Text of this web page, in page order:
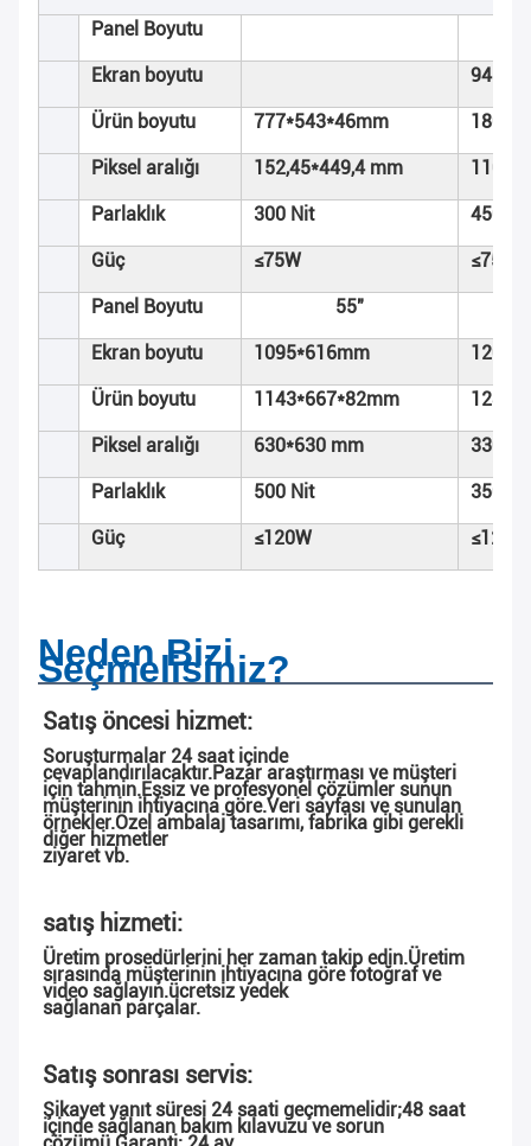
Panel Boyutu
Ekran boyutu
Ürün boyutu 777*543*46mm
Piksel aralığı 152,45*449,4 mm
Parlaklık 300 Nit 450 Nit
Güç ≤75W ≤75W
Panel Boyutu 55"
Ekran boyutu 1095*616mm
Ürün boyutu 1143*667*82mm
Piksel aralığı 630*630 mm
Parlaklık 500 Nit 350 Nit
Güç ≤120W ≤120W
Neden Bizi
Seçmelisiniz?
Satış öncesi hizmet:
Soruşturmalar 24 saat içinde
cevaplandırılacaktır.Pazar araştırması ve müşteri
için tahmin.Eşsiz ve profesyonel çözümler sunun
müşterinin ihtiyacına göre.Veri sayfası ve sunulan
örnekler.Özel ambalaj tasarımı, fabrika gibi gerekli
diğer hizmetler
ziyaret vb.
satış hizmeti:
Üretim prosedürlerini her zaman takip edin.Üretim
sırasında müşterinin ihtiyacına göre fotoğraf ve
video sağlayın.ücretsiz yedek
sağlanan parçalar.
Satış sonrası servis:
Şikayet yanıt süresi 24 saati geçmemelidir;48 saat
içinde sağlanan bakım kılavuzu ve sorun